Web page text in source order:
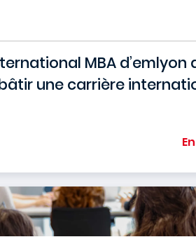
MBA d’emlyon
une carrière